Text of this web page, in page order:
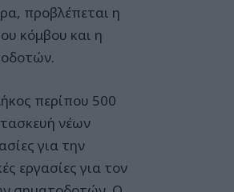
προβλέπεται η
κόμβου και η
περίπου 500
νέων
για την
εργασίες για τον